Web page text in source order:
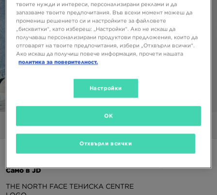
Снимки Видео
2 за 40 € / 78,23 лв.
Само в JD
THE NORTH FACE ТЕНИСКА CENTRE
твоите нужди и интереси, персонализирани реклами и да
запазваме твоите предпочитания. Във всеки момент можеш да
промениш решението си и настройките за файловете
„бисквитки“, като избереш: „Настройки“. Ако не искаш да
получаваш персонализирани продуктови предложения, които да
отговарят на твоите предпочитания, избери „Отхвърли всички“.
Ако искаш да получиш повече информация, прочети нашата
политика за поверителност.
Настройки
Отхвърли всички
OK